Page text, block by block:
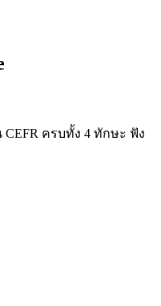
ครบทั้ง 4 ทักษะ ฟัง